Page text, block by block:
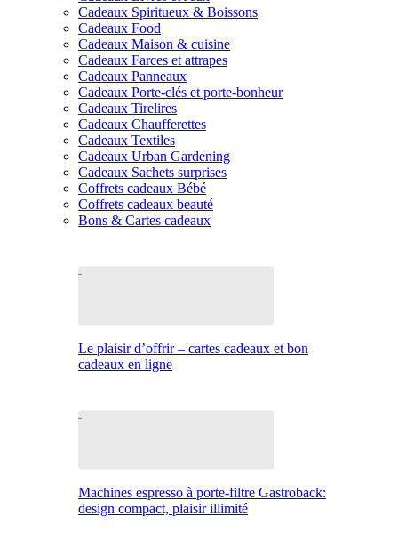
Cadeaux Spiritueux & Boissons
Cadeaux Food
Cadeaux Maison & cuisine
Cadeaux Farces et attrapes
Cadeaux Panneaux
Cadeaux Porte-clés et porte-bonheur
Cadeaux Tirelires
Cadeaux Chaufferettes
Cadeaux Textiles
Cadeaux Urban Gardening
Cadeaux Sachets surprises
Coffrets cadeaux Bébé
Coffrets cadeaux beauté
Bons & Cartes cadeaux
Le plaisir d’offrir – cartes cadeaux et bon
cadeaux en ligne
Machines espresso à porte-filtre Gastroback:
design compact, plaisir illimité